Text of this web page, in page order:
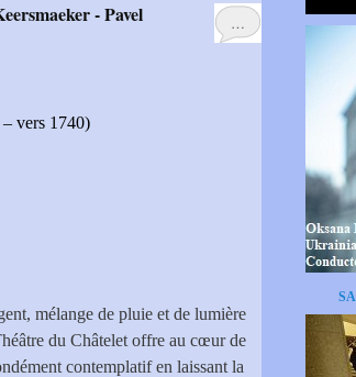
…
vers 1740)
mélange de pluie et de lumière
du Châtelet offre au cœur de
contemplatif en laissant la